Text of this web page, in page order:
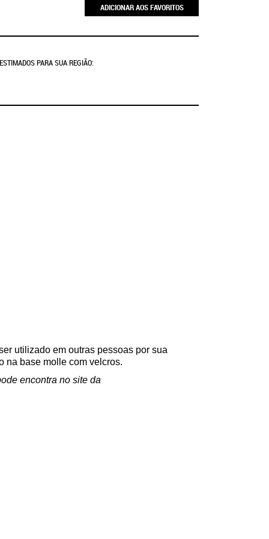
ADICIONAR AOS FAVORITOS
PARA SUA REGIÃO:
utilizado em outras pessoas por sua
na base molle com velcros.
encontra no site da